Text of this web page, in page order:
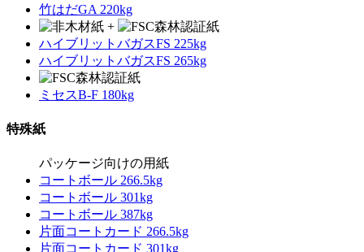
竹はだGA 220kg
+
ハイブリットバガスFS 225kg
ハイブリットバガスFS 265kg
ミセスB-F 180kg
特殊紙
パッケージ向けの用紙
コートボール 266.5kg
コートボール 301kg
コートボール 387kg
片面コートカード 266.5kg
片面コートカード 301kg